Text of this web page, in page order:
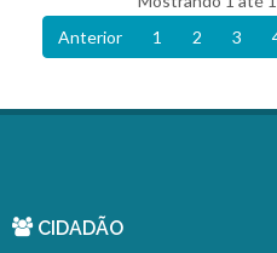
Anterior
1 2 3
CIDADÃO